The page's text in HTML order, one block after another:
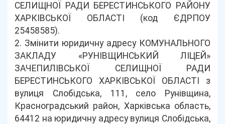
СЕЛИЩНОЇ РАДИ БЕРЕСТИНСЬКОГО РАЙОНУ
ХАРКІВСЬКОЇ ОБЛАСТІ (код ЄДРПОУ
25458585).
2. Змінити юридичну адресу КОМУНАЛЬНОГО
ЗАКЛАДУ «РУНІВЩИНСЬКИЙ ЛІЦЕЙ»
ЗАЧЕПИЛІВСЬКОЇ СЕЛИЩНОЇ РАДИ
БЕРЕСТИНСЬКОГО ХАРКІВСЬКОЇ ОБЛАСТІ з
вулиця Слобідська, 111, село Рунівщина,
Красноградський район, Харківська область,
64412 на юридичну адресу вулиця Слобідська,